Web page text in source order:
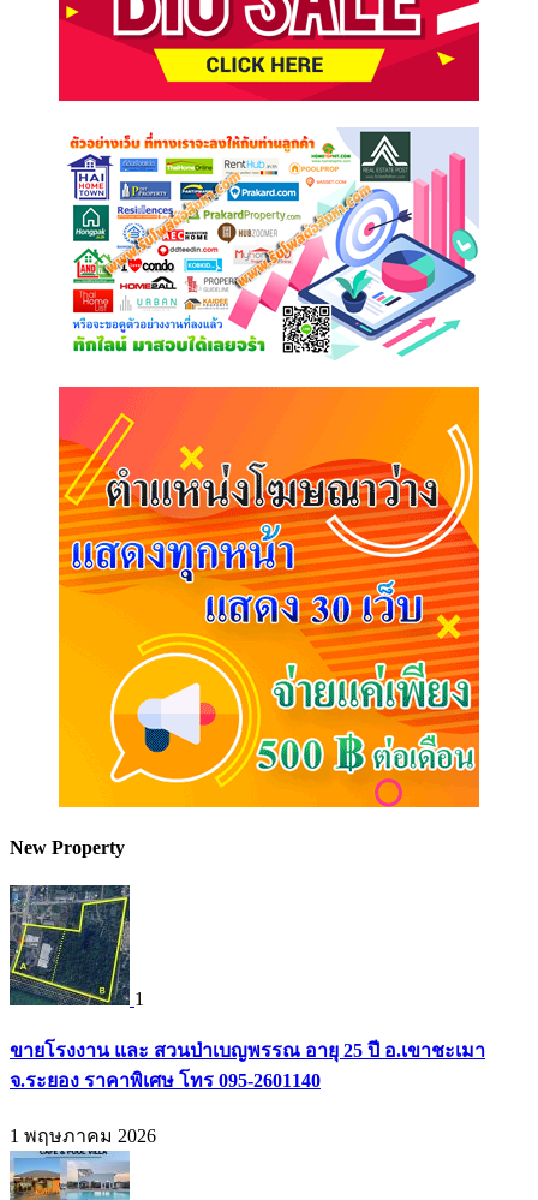
New Property
1
ขายโรงงาน และ สวนป่าเบญพรรณ อายุ 25 ปี อ.เขาชะเมา
จ.ระยอง ราคาพิเศษ โทร 095-2601140
1 พฤษภาคม 2026